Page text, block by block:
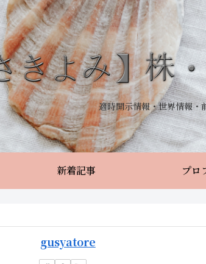
適時開示情報・世界情報・
新着記事 プロ
gusyatore